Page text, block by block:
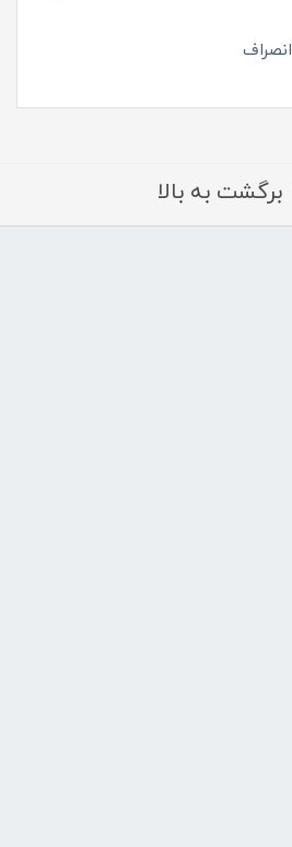
انصراف
برگشت به بالا